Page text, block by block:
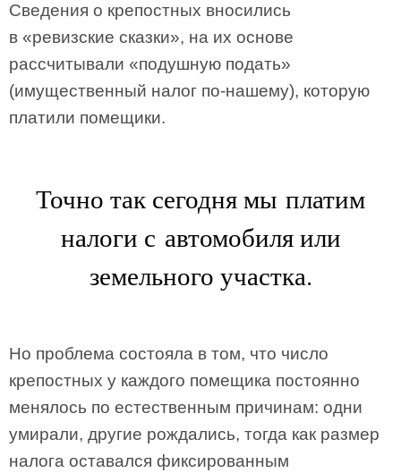
Сведения о крепостных вносились
в «ревизские сказки», на их основе
рассчитывали «подушную подать»
(имущественный налог по-нашему), которую
платили помещики.
Точно так сегодня мы платим
налоги с автомобиля или
земельного участка.
Но проблема состояла в том, что число
крепостных у каждого помещика постоянно
менялось по естественным причинам: одни
умирали, другие рождались, тогда как размер
налога оставался фиксированным